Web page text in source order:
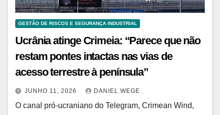
GESTÃO DE RISCOS E SEGURANÇA INDUSTRIAL
Ucrânia atinge Crimeia: “Parece que não
restam pontes intactas nas vias de
acesso terrestre à península”
JUNHO 11, 2026 DANIEL WEGE
O canal pró-ucraniano do Telegram, Crimean Wind,